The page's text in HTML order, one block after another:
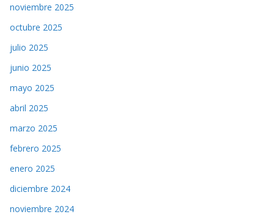
noviembre 2025
octubre 2025
julio 2025
junio 2025
mayo 2025
abril 2025
marzo 2025
febrero 2025
enero 2025
diciembre 2024
noviembre 2024